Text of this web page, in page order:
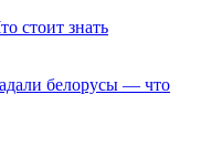
стоит знать
белорусы — что